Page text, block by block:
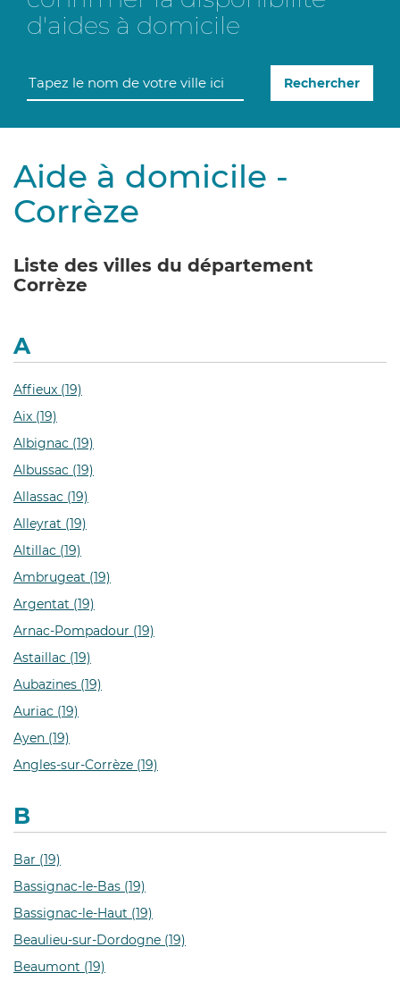
d'aides à domicile
Rechercher
Aide à domicile -
Corrèze
Liste des villes du département
Corrèze
A
Affieux (19)
Aix (19)
Albignac (19)
Albussac (19)
Allassac (19)
Alleyrat (19)
Altillac (19)
Ambrugeat (19)
Argentat (19)
Arnac-Pompadour (19)
Astaillac (19)
Aubazines (19)
Auriac (19)
Ayen (19)
Angles-sur-Corrèze (19)
B
Bar (19)
Bassignac-le-Bas (19)
Bassignac-le-Haut (19)
Beaulieu-sur-Dordogne (19)
Beaumont (19)